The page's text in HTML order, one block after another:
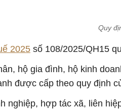
Quy
2025 số 108/2025/QH15
hộ gia đình, hộ kinh
được cấp theo quy định
nghiệp, hợp tác xã, liên